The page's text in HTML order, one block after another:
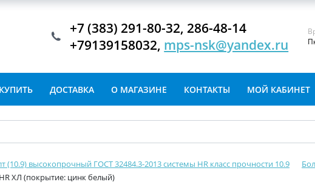
+7 (383) 291-80-32, 286-48-14
+79139158032, mps-nsk@yandex.ru
ДОСТАВКА О МАГАЗИНЕ КОНТАКТЫ МОЙ КАБИНЕТ
(10.9) высокопрочный ГОСТ 32484.3-2013 системы HR класс прочности 10.9
ХЛ (покрытие: цинк белый)